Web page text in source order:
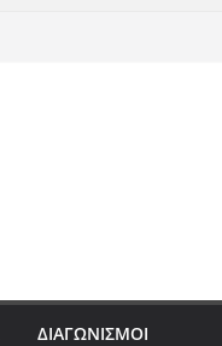
ΔΙΑΓΩΝΙΣΜΟΙ